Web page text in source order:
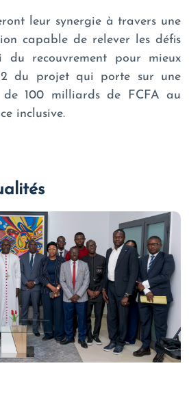
leur synergie à travers une
capable de relever les défis
du recouvrement pour mieux
du projet qui porte sur une
de 100 milliards de FCFA au
inclusive.